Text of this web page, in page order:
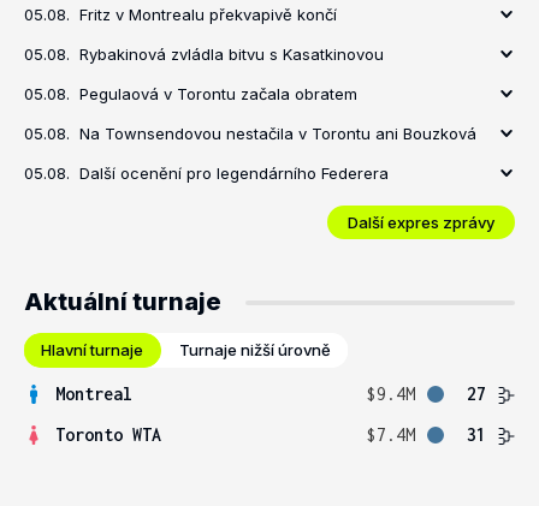
05.08. Fritz v Montrealu překvapivě končí
05.08. Rybakinová zvládla bitvu s Kasatkinovou
05.08. Pegulaová v Torontu začala obratem
05.08. Na Townsendovou nestačila v Torontu ani Bouzková
05.08. Další ocenění pro legendárního Federera
Další expres zprávy
Aktuální turnaje
Hlavní turnaje Turnaje nižší úrovně
Montreal $9.4M
27
Toronto WTA
$7.4M 31